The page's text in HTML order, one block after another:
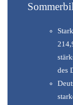
des